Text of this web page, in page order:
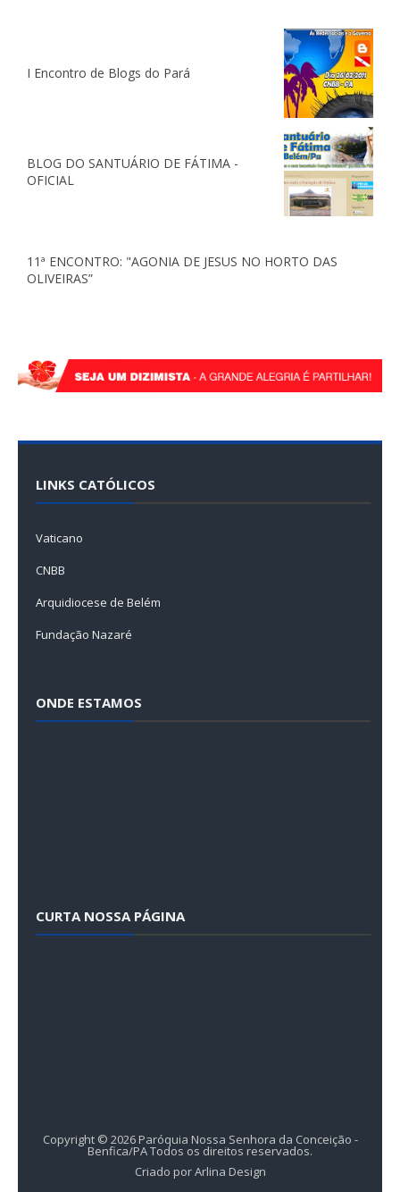
I Encontro de Blogs do Pará
BLOG DO SANTUÁRIO DE FÁTIMA -
OFICIAL
11ª ENCONTRO: "AGONIA DE JESUS NO HORTO DAS
OLIVEIRAS”
LINKS CATÓLICOS
Vaticano
CNBB
Arquidiocese de Belém
Fundação Nazaré
ONDE ESTAMOS
CURTA NOSSA PÁGINA
Copyright © 2026 Paróquia Nossa Senhora da Conceição -
Benfica/PATodos os direitos reservados.
Criado porArlina Design